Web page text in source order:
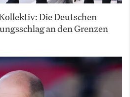
Die Deutschen
an den Grenzen